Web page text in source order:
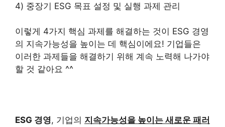
4) 중장기 ESG 목표 설정 및 실행 과제 관리
이렇게 4가지 핵심 과제를 해결하는 것이 ESG 경영
의 지속가능성을 높이는 데 핵심이에요! 기업들은
이러한 과제들을 해결하기 위해 계속 노력해 나가야
할 것 같아요 ^^
ESG 경영, 기업의 지속가능성을 높이는 새로운 패러